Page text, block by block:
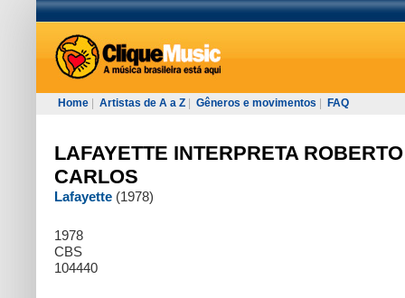
Home Artistas de A a Z Gêneros e movimentos FAQ
LAFAYETTE INTERPRETA ROBERTO
CARLOS
Lafayette (1978)
1978
CBS
104440